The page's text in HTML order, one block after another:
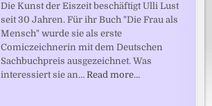
Die Kunst der Eiszeit beschäftigt Ulli Lust
seit 30 Jahren. Für ihr Buch "Die Frau als
Mensch" wurde sie als erste
Comiczeichnerin mit dem Deutschen
Sachbuchpreis ausgezeichnet. Was
interessiert sie an…Read more…